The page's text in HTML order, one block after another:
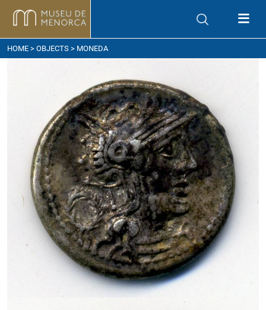
to get here
HOME > OBJECTS > MONEDA